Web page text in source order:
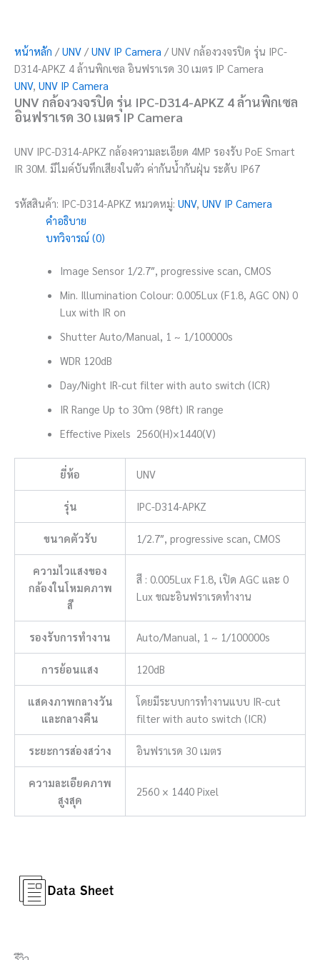
หน้าหลัก / UNV / UNV IP Camera / UNV กล้องวงจรปิด รุ่น IPC-
D314-APKZ 4 ล้านพิกเซล อินฟราเรด 30 เมตร IP Camera
UNV, UNV IP Camera
UNV กล้องวงจรปิด รุ่น IPC-D314-APKZ 4 ล้านพิกเซล
อินฟราเรด 30 เมตร IP Camera
UNV IPC-D314-APKZ กล้องความละเอียด 4MP รองรับ PoE Smart
IR 30M. มีไมค์บันทึกเสียงในตัว ค่ากันน้ำกันฝุ่น ระดับ IP67
รหัสสินค้า: IPC-D314-APKZ หมวดหมู่: UNV, UNV IP Camera
คำอธิบาย
บทวิจารณ์ (0)
Image Sensor 1/2.7″, progressive scan, CMOS
Min. Illumination Colour: 0.005Lux (F1.8, AGC ON) 0
Lux with IR on
Shutter Auto/Manual, 1 ~ 1/100000s
WDR 120dB
Day/Night IR-cut filter with auto switch (ICR)
IR Range Up to 30m (98ft) IR range
Effective Pixels 2560(H)×1440(V)
ยี่ห้อ UNV
รุ่น IPC-D314-APKZ
ขนาดตัวรับ 1/2.7″, progressive scan, CMOS
ความไวแสงของ
กล้องในโหมดภาพ
สี
สี : 0.005Lux F1.8, เปิด AGC และ 0
Lux ขณะอินฟราเรดทำงาน
รองรับการทำงาน Auto/Manual, 1 ~ 1/100000s
การย้อนแสง 120dB
แสดงภาพกลางวัน
และกลางคืน
โดยมีระบบการทำงานแบบ IR-cut
filter with auto switch (ICR)
ระยะการส่องสว่าง อินฟราเรด 30 เมตร
ความละเอียดภาพ
สูงสุด
2560 × 1440 Pixel